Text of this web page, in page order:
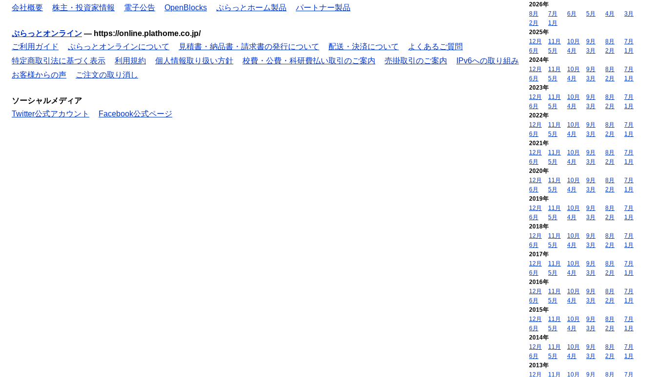
会社概要
株主・投資家情報 電子公告 OpenBlocks ぷらっとホーム製品 パートナー製品
ぷらっとオンライン — https://online.plathome.co.jp/
ご利用ガイド
ぷらっとオンラインについて 見積書・納品書・請求書の発行について 配送・決済について
よくあるご質問
特定商取引法に基づく表示
利用規約 個人情報取り扱い方針 校費・公費・科研費払い取引のご案内 売掛取引のご案内
IPv6への取り組み
お客様からの声
ご注文の取り消し
ソーシャルメディア
Twitter公式アカウント
Facebook公式ページ
2026年
8月
7月 6月 5月 4月
3月
2月
1月
2025年
12月
11月 10月 9月 8月
7月
6月
5月 4月 3月 2月
1月
2024年
12月
11月 10月 9月 8月
7月
6月
5月 4月 3月 2月
1月
2023年
12月
11月 10月 9月 8月
7月
6月
5月 4月 3月 2月
1月
2022年
12月
11月 10月 9月 8月
7月
6月
5月 4月 3月 2月
1月
2021年
12月
11月 10月 9月 8月
7月
6月
5月 4月 3月 2月
1月
2020年
12月
11月 10月 9月 8月
7月
6月
5月 4月 3月 2月
1月
2019年
12月
11月 10月 9月 8月
7月
6月
5月 4月 3月 2月
1月
2018年
12月
11月 10月 9月 8月
7月
6月
5月 4月 3月 2月
1月
2017年
12月
11月 10月 9月 8月
7月
6月
5月 4月 3月 2月
1月
2016年
12月
11月 10月 9月 8月
7月
6月
5月 4月 3月 2月
1月
2015年
12月
11月 10月 9月 8月
7月
6月
5月 4月 3月 2月
1月
2014年
12月
11月 10月 9月 8月
7月
6月
5月 4月 3月 2月
1月
2013年
12月
11月 10月 9月 8月 7月